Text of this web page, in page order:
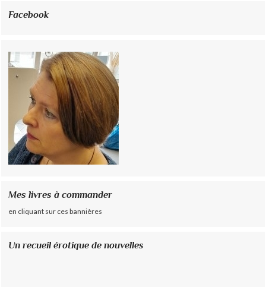
Facebook
Mes livres à commander
en cliquant sur ces bannières
Un recueil érotique de nouvelles